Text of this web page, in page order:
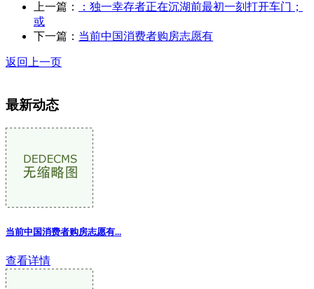
上一篇：
：独一幸存者正在沉湖前最初一刻打开车门；
或
下一篇： 当前中国消费者购房志愿有
返回上一页
最新动态
当前中国消费者购房志愿有...
查看详情